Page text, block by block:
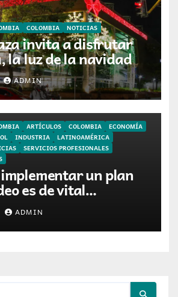
COLOMBIA NOTICIAS
invita a disfrutar
la luz de la navidad
ADMIN
ARTÍCULOS COLOMBIA
ECONOMÍA
INDUSTRIA
LATINOAMÉRICA
SERVICIOS PROFESIONALES
un plan
es de vital
para una PYME en
ADMIN